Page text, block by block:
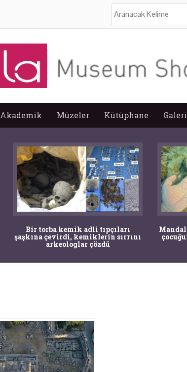
Akademik Müzeler Kütüphane
Bir torba kemik adli tıpçıları
şaşkına çevirdi, kemiklerin sırrını
arkeologlar çözdü